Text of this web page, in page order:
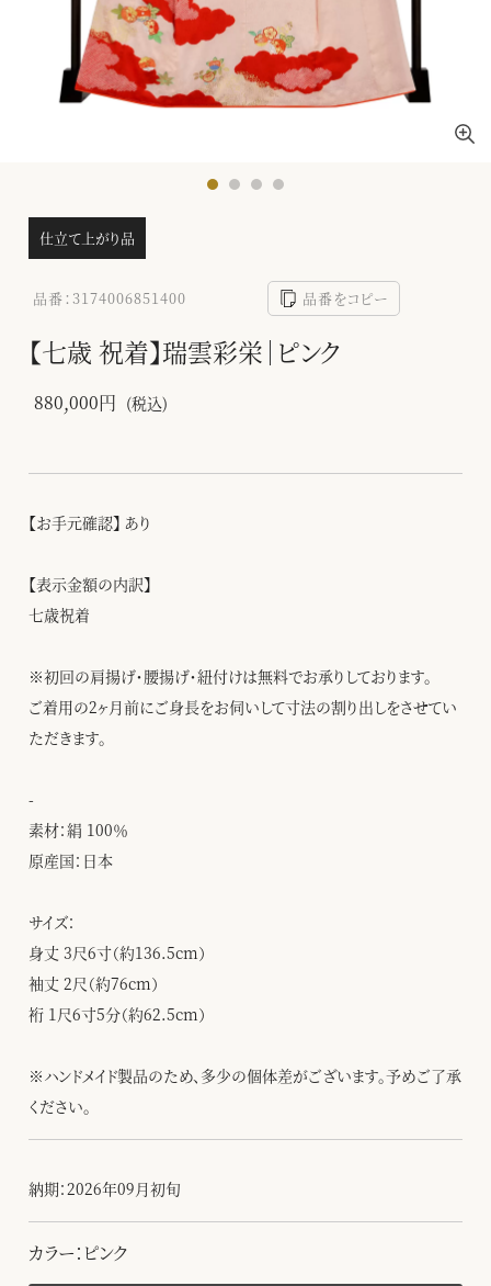
仕立て上がり品
品番：3174006851400 品番をコピー
【七歳 祝着】瑞雲彩栄｜ピンク
880,000円 (税込)
【お手元確認】 あり
【表示金額の内訳】
七歳祝着
※初回の肩揚げ・腰揚げ・紐付けは無料でお承りしております。
ご着用の2ヶ月前にご身長をお伺いして寸法の割り出しをさせてい
ただきます。
-
素材：絹 100％
原産国：日本
サイズ：
身丈 3尺6寸（約136.5cm）
袖丈 2尺（約76cm）
裄 1尺6寸5分（約62.5cm）
※ハンドメイド製品のため、多少の個体差がございます。予めご了承
ください。
納期：2026年09月初旬
カラー：ピンク